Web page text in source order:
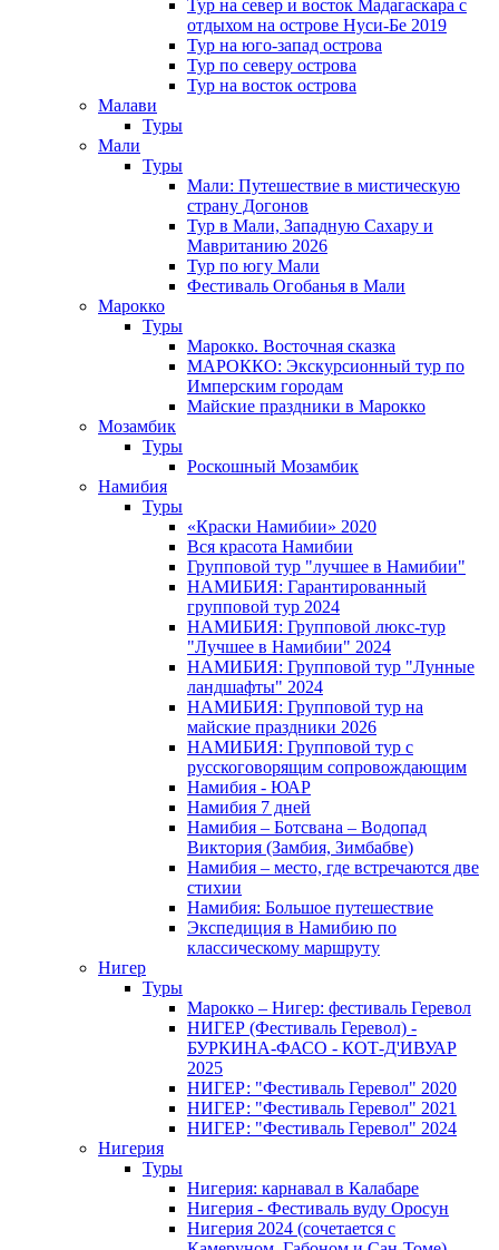
Тур на север и восток Мадагаскара с
отдыхом на острове Нуси-Бе 2019
Тур на юго-запад острова
Тур по северу острова
Тур на восток острова
Малави
Туры
Мали
Туры
Мали: Путешествие в мистическую
страну Догонов
Тур в Мали, Западную Сахару и
Мавританию 2026
Тур по югу Мали
Фестиваль Огобанья в Мали
Марокко
Туры
Марокко. Восточная сказка
МАРОККО: Экскурсионный тур по
Имперским городам
Майские праздники в Марокко
Мозамбик
Туры
Роскошный Мозамбик
Намибия
Туры
«Краски Намибии» 2020
Вся красота Намибии
Групповой тур "лучшее в Намибии"
НАМИБИЯ: Гарантированный
групповой тур 2024
НАМИБИЯ: Групповой люкс-тур
"Лучшее в Намибии" 2024
НАМИБИЯ: Групповой тур "Лунные
ландшафты" 2024
НАМИБИЯ: Групповой тур на
майские праздники 2026
НАМИБИЯ: Групповой тур с
русскоговорящим сопровождающим
Намибия - ЮАР
Намибия 7 дней
Намибия – Ботсвана – Водопад
Виктория (Замбия, Зимбабве)
Намибия – место, где встречаются две
стихии
Намибия: Большое путешествие
Экспедиция в Намибию по
классическому маршруту
Нигер
Туры
Марокко – Нигер: фестиваль Геревол
НИГЕР (Фестиваль Геревол) -
БУРКИНА-ФАСО - КОТ-Д'ИВУАР
2025
НИГЕР: "Фестиваль Геревол" 2020
НИГЕР: "Фестиваль Геревол" 2021
НИГЕР: "Фестиваль Геревол" 2024
Нигерия
Туры
Нигерия: карнавал в Калабаре
Нигерия - Фестиваль вуду Оросун
Нигерия 2024 (сочетается с